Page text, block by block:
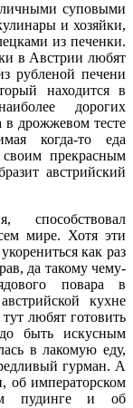
суповыми
и хозяйки,
из печенки.
в Австрии любят
рубленой печени
находится в
дорогих
в дрожжевом тесте
когда-то еда
прекрасным
австрийский
мире. Хотя эти
как раз
да такому чему-
повара в
кухне
любят готовить
быть искусным
в лакомую еду,
гурман. А
об императорском
пудинге и об